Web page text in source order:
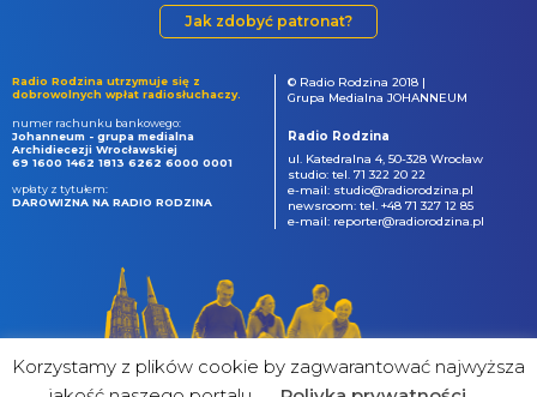
Jak zdobyć patronat?
Radio Rodzina utrzymuje się z
dobrowolnych wpłat radiosłuchaczy.
numer rachunku bankowego:
Johanneum - grupa medialna
Archidiecezji Wrocławskiej
69 1600 1462 1813 6262 6000 0001
wpłaty z tytułem:
DAROWIZNA NA RADIO RODZINA
© Radio Rodzina 2018 |
Grupa Medialna JOHANNEUM
Radio Rodzina
ul. Katedralna 4, 50-328 Wrocław
studio: tel. 71 322 20 22
e-mail: studio@radiorodzina.pl
newsroom: tel. +48 71 327 12 85
e-mail: reporter@radiorodzina.pl
Korzystamy z plików cookie by zagwarantować najwyższa